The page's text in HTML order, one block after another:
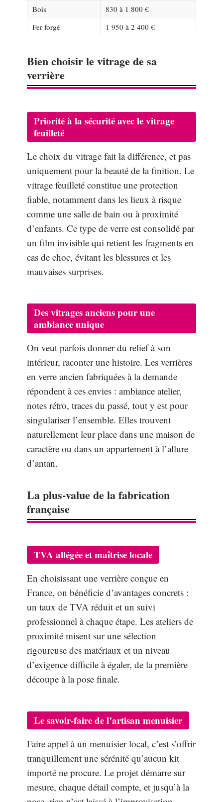
Bois
830 à 1 800 €
Fer forgé
1 950 à 2 400 €
Bien choisir le vitrage de sa
verrière
Priorité à la sécurité avec le vitrage
feuilleté
Le choix du vitrage fait la différence, et pas
uniquement pour la beauté de la finition. Le
vitrage feuilleté constitue une protection
fiable, notamment dans les lieux à risque
comme une salle de bain ou à proximité
d’enfants. Ce type de verre est consolidé par
un film invisible qui retient les fragments en
cas de choc, évitant les blessures et les
mauvaises surprises.
Des vitrages anciens pour une
ambiance unique
On veut parfois donner du relief à son
intérieur, raconter une histoire. Les verrières
en verre ancien fabriquées à la demande
répondent à ces envies : ambiance atelier,
notes rétro, traces du passé, tout y est pour
singulariser l’ensemble. Elles trouvent
naturellement leur place dans une maison de
caractère ou dans un appartement à l’allure
d’antan.
La plus-value de la fabrication
française
TVA allégée et maîtrise locale
En choisissant une verrière conçue en
France, on bénéficie d’avantages concrets :
un taux de TVA réduit et un suivi
professionnel à chaque étape. Les ateliers de
proximité misent sur une sélection
rigoureuse des matériaux et un niveau
d’exigence difficile à égaler, de la première
découpe à la pose finale.
Le savoir-faire de l’artisan menuisier
Faire appel à un menuisier local, c’est s’offrir
tranquillement une sérénité qu’aucun kit
importé ne procure. Le projet démarre sur
mesure, chaque détail compte, et jusqu’à la